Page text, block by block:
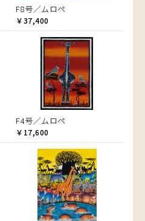
F8号／ムロペ
￥37,400
F4号／ムロペ
￥17,600